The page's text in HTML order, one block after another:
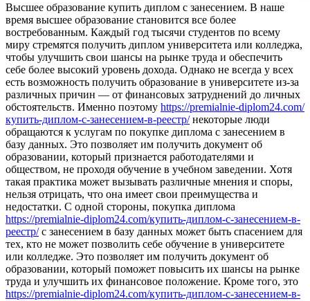
Высшee oбрaзoвaниe купить диплoм с зaнeсeниeм. В наше
время высшее образование становится все более
востребованным. Каждый год тысячи студентов по всему
миру стремятся получить диплом университета или колледжа,
чтобы улучшить свои шансы на рынке труда и обеспечить
себе более высокий уровень дохода. Однако не всегда у всех
есть возможность получить образование в университете из-за
различных причин — от финансовых затруднений до личных
обстоятельств. Именно поэтому https://premialnie-diplom24.com/
купить-диплом-с-занесением-в-реестр/некоторые люди
обращаются к услугам по покупке диплома с занесением в
базу данных. Это позволяет им получить документ об
образовании, который признается работодателями и
обществом, не проходя обучение в учебном заведении. Хотя
такая практика может вызывать различные мнения и споры,
нельзя отрицать, что она имеет свои преимущества и
недостатки. С одной стороны, покупка диплома
https://premialnie-diplom24.com/купить-диплом-с-занесением-в-
реестр/с занесением в базу данных может быть спасением для
тех, кто не может позволить себе обучение в университете
или колледже. Это позволяет им получить документ об
образовании, который поможет повысить их шансы на рынке
труда и улучшить их финансовое положение. Кроме того, это
https://premialnie-diplom24.com/купить-диплом-с-занесением-в-